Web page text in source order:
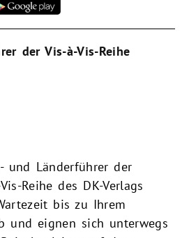
der Vis-à-Vis-Reihe
und Länderführer der
Reihe des DK-Verlags
bis zu Ihrem
und eignen sich unterwegs